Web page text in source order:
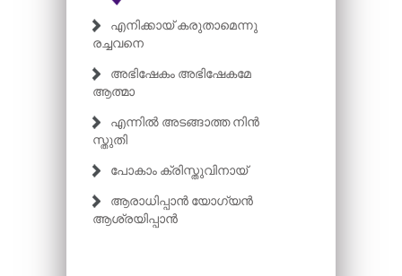
എനിക്കായ് കരുതാമെന്നു
രച്ചവനെ
അഭിഷേകം അഭിഷേകമേ
ആത്മാ
എന്നിൽ അടങ്ങാത്ത നിൻ
സ്തുതി
പോകാം ക്രിസ്തുവിനായ്
ആരാധിപ്പാൻ യോഗ്യൻ
ആശ്രയിപ്പാൻ